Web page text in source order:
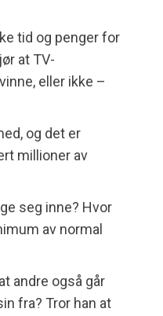
tid og penger for
at TV-
eller ikke –
og det er
millioner av
seg inne? Hvor
av normal
andre også går
fra? Tror han at